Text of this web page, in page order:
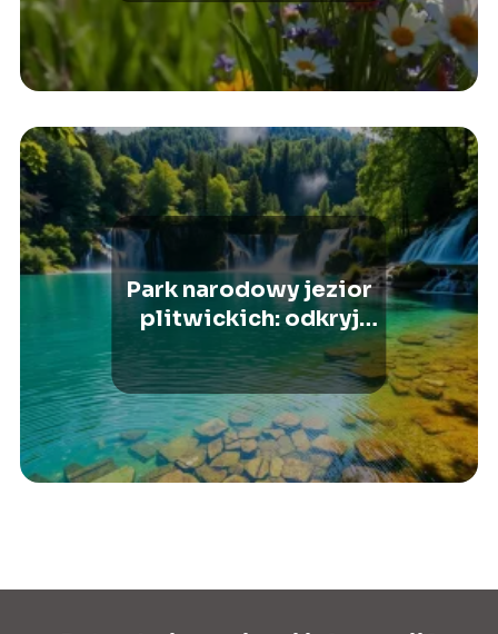
Park narodowy jezior
plitwickich: odkryj
piękno i atrakcje tego
miejsca